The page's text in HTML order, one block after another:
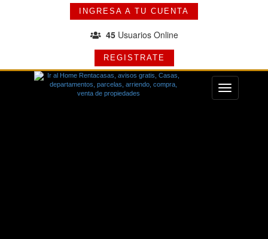
INGRESA A TU CUENTA
45Usuarios Online
REGISTRATE
Menu